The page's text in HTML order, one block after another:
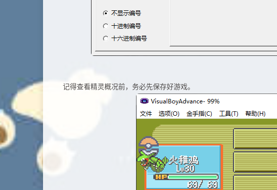
记得查看精灵概况前，务必先保存好游戏。